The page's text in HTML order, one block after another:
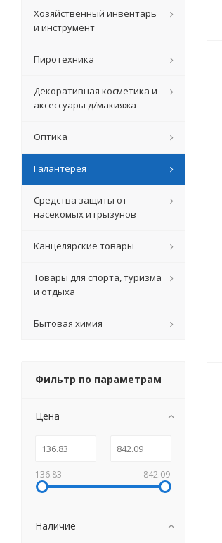
Хозяйственный инвентарь
и инструмент
Пиротехника
Декоративная косметика и
аксессуары д/макияжа
Оптика
Галантерея
Средства защиты от
насекомых и грызунов
Канцелярские товары
Товары для спорта, туризма
и отдыха
Бытовая химия
Фильтр по параметрам
Цена
136.83 842.09
Наличие